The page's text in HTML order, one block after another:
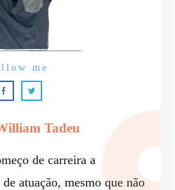
Tadeu
de carreira a
atuação, mesmo que não
me